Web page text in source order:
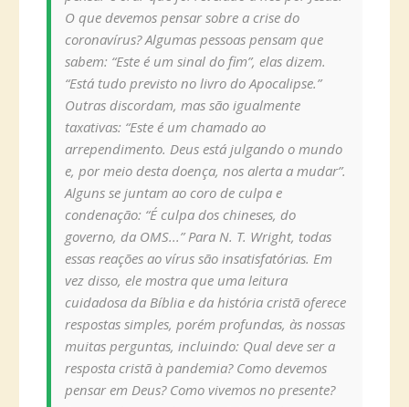
O que devemos pensar sobre a crise do
coronavírus? Algumas pessoas pensam que
sabem: “Este é um sinal do fim”, elas dizem.
“Está tudo previsto no livro do Apocalipse.”
Outras discordam, mas são igualmente
taxativas: “Este é um chamado ao
arrependimento. Deus está julgando o mundo
e, por meio desta doença, nos alerta a mudar”.
Alguns se juntam ao coro de culpa e
condenação: “É culpa dos chineses, do
governo, da OMS...” Para N. T. Wright, todas
essas reações ao vírus são insatisfatórias. Em
vez disso, ele mostra que uma leitura
cuidadosa da Bíblia e da história cristã oferece
respostas simples, porém profundas, às nossas
muitas perguntas, incluindo: Qual deve ser a
resposta cristã à pandemia? Como devemos
pensar em Deus? Como vivemos no presente?